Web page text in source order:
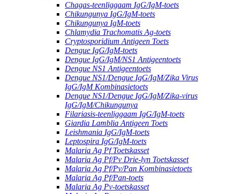
Chagas-teenliggaam IgG/IgM-toets
Chikungunya IgG/IgM-toets
Chikungunya IgM-toets
Chlamydia Trachomatis Ag-toets
Cryptosporidium Antigeen Toets
Dengue IgG/IgM-toets
Dengue IgG/IgM/NS1 Antigeentoets
Dengue NS1 Antigeentoets
Dengue NS1/Dengue IgG/IgM/Zika Virus
IgG/IgM Kombinasietoets
Dengue NS1/Dengue IgG/IgM/Zika-virus
IgG/IgM/Chikungunya
Filariasis-teenliggaam IgG/IgM-toets
Giardia Lamblia Antigeen Toets
Leishmania IgG/IgM-toets
Leptospira IgG/IgM-toets
Malaria Ag Pf Toetskasset
Malaria Ag Pf/Pv Drie-lyn Toetskasset
Malaria Ag Pf/Pv/Pan Kombinasietoets
Malaria Ag Pf/Pan-toets
Malaria Ag Pv-toetskasset